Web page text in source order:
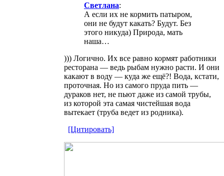
Светлана:
А если их не кормить патыром,
они не будут какать? Будут. Без
этого никуда) Природа, мать
наша…
))) Логично. Их все равно кормят работники
ресторана — ведь рыбам нужно расти. И они
какают в воду — куда же ещё?! Вода, кстати,
проточная. Но из самого пруда пить —
дураков нет, не пьют даже из самой трубы,
из которой эта самая чистейшая вода
вытекает (труба ведет из родника).
[Цитировать]